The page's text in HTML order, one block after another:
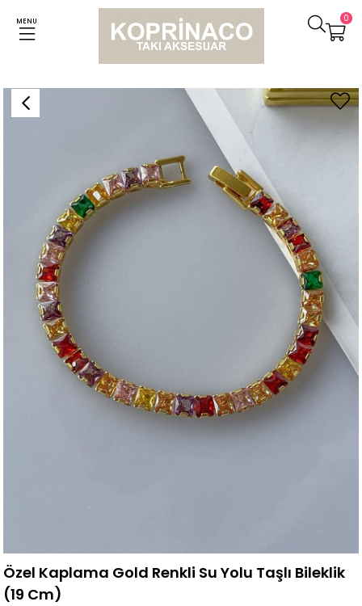
MENU 0
Bileklikler Özel Kaplama Gold Renkli Su Yolu Taşlı Bileklik (19 Cm)
Özel Kaplama Gold Renkli Su Yolu Taşlı Bileklik
(19 Cm)